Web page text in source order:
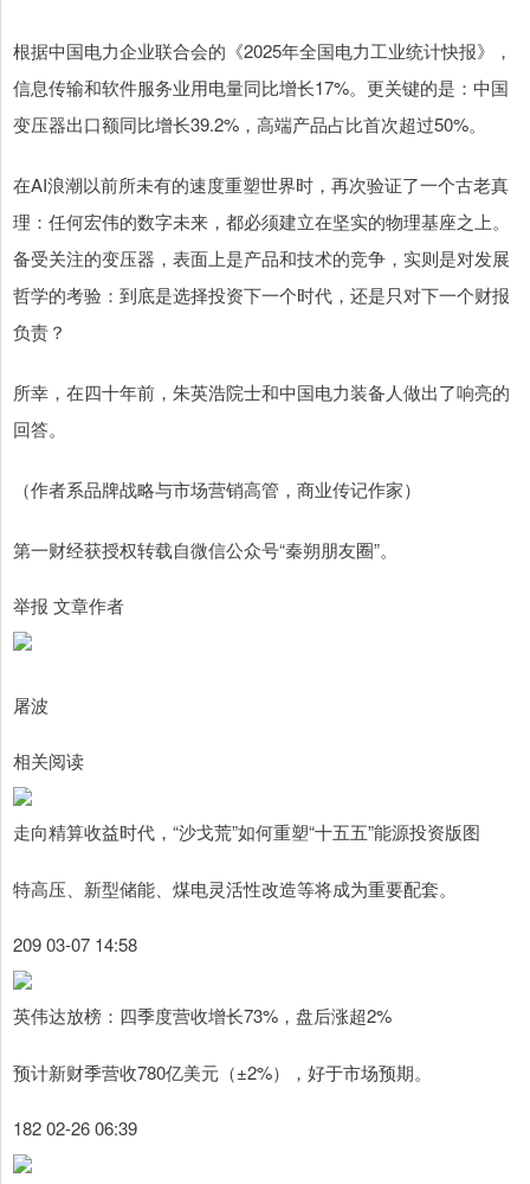
根据中国电力企业联合会的《2025年全国电力工业统计快报》，
信息传输和软件服务业用电量同比增长17%。更关键的是：中国
变压器出口额同比增长39.2%，高端产品占比首次超过50%。
在AI浪潮以前所未有的速度重塑世界时，再次验证了一个古老真
理：任何宏伟的数字未来，都必须建立在坚实的物理基座之上。
备受关注的变压器，表面上是产品和技术的竞争，实则是对发展
哲学的考验：到底是选择投资下一个时代，还是只对下一个财报
负责？
所幸，在四十年前，朱英浩院士和中国电力装备人做出了响亮的
回答。
（作者系品牌战略与市场营销高管，商业传记作家）
第一财经获授权转载自微信公众号“秦朔朋友圈”。
举报 文章作者
屠波
相关阅读
走向精算收益时代，“沙戈荒”如何重塑“十五五”能源投资版图
特高压、新型储能、煤电灵活性改造等将成为重要配套。
209 03-07 14:58
英伟达放榜：四季度营收增长73%，盘后涨超2%
预计新财季营收780亿美元（±2%），好于市场预期。
182 02-26 06:39